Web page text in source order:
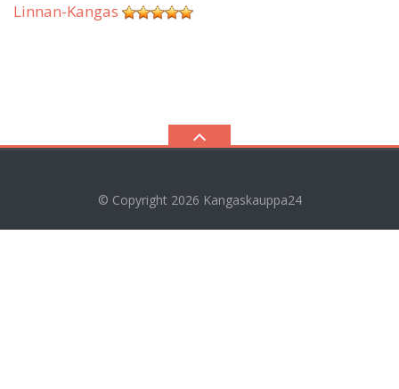
Linnan-Kangas
© Copyright 2026 Kangaskauppa24